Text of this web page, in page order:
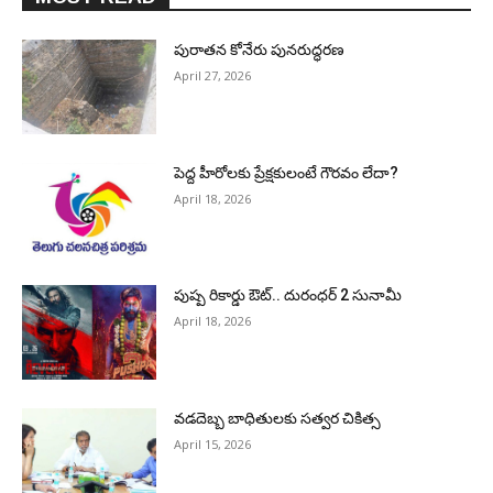
పురాత‌న కోనేరు పున‌రుద్ధ‌ర‌ణ
April 27, 2026
పెద్ద హీరోల‌కు ప్రేక్ష‌కులంటే గౌర‌వం లేదా?
April 18, 2026
పుష్ప రికార్డు ఔట్‌.. దురంధ‌ర్ 2 సునామీ
April 18, 2026
వడదెబ్బ బాధితులకు సత్వర చికిత్స
April 15, 2026